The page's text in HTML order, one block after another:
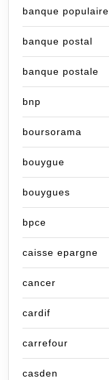
banque populaire
banque postal
banque postale
bnp
boursorama
bouygue
bouygues
bpce
caisse epargne
cancer
cardif
carrefour
casden